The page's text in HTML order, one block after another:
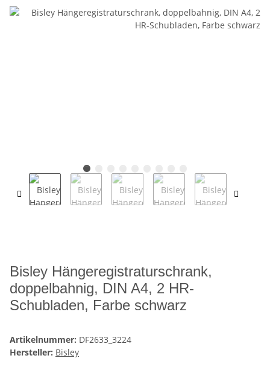
Bisley Hängeregistraturschrank,
doppelbahnig, DIN A4, 2 HR-
Schubladen, Farbe schwarz
Artikelnummer: DF2633_3224
Hersteller: Bisley